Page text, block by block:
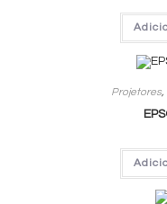
Projetores,